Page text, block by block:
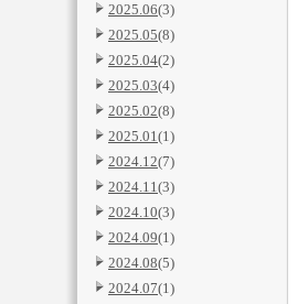
2025.06(3)
2025.05(8)
2025.04(2)
2025.03(4)
2025.02(8)
2025.01(1)
2024.12(7)
2024.11(3)
2024.10(3)
2024.09(1)
2024.08(5)
2024.07(1)